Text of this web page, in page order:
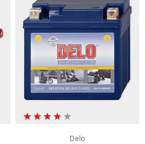
Delo